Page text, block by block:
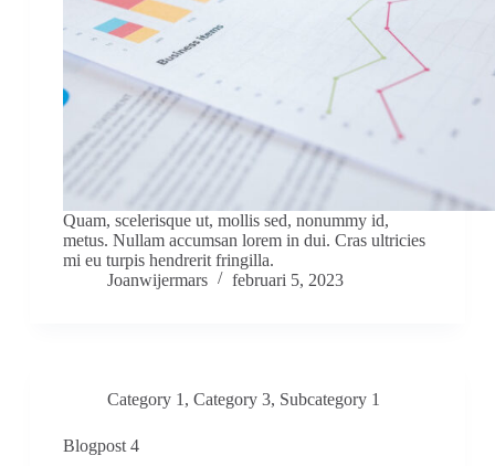
Quam, scelerisque ut, mollis sed, nonummy id,
metus. Nullam accumsan lorem in dui. Cras ultricies
mi eu turpis hendrerit fringilla.
Joanwijermars
februari 5, 2023
Category 1 , Category 3, Subcategory 1
Blogpost 4